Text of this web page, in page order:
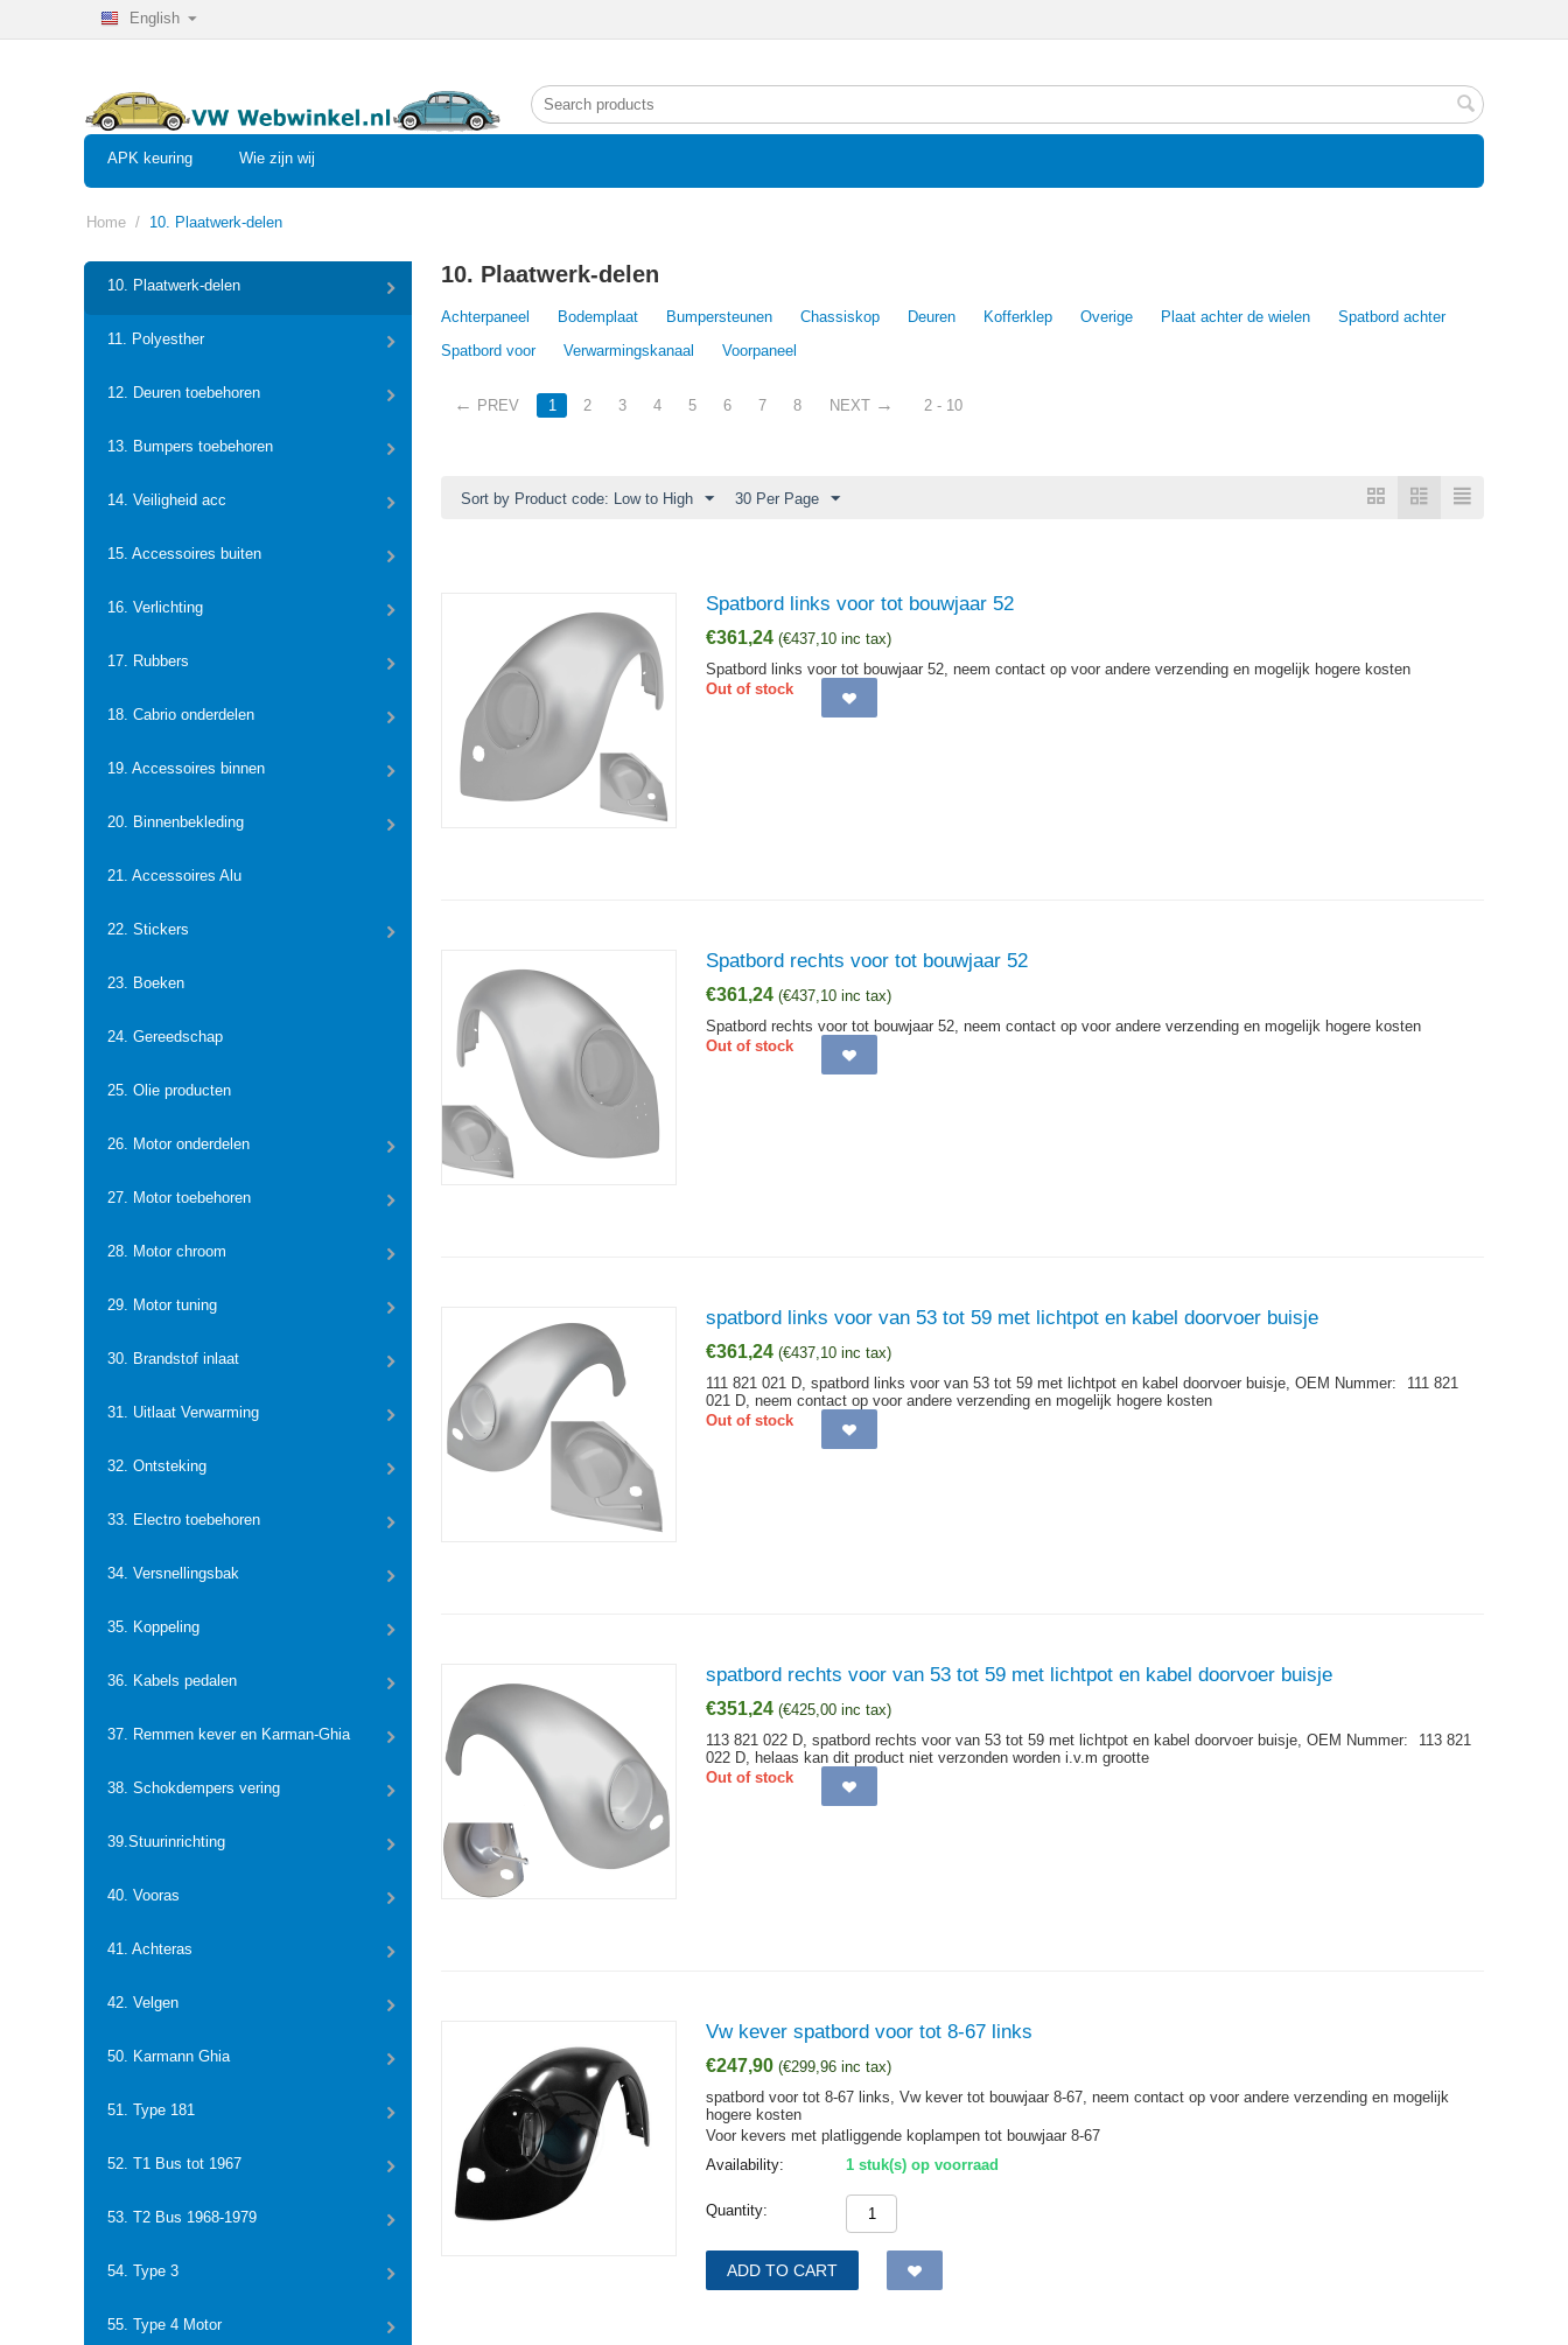
English
APK keuring Wie zijn wij
Home / 10. Plaatwerk-delen
10. Plaatwerk-delen
11. Polyesther
12. Deuren toebehoren
13. Bumpers toebehoren
14. Veiligheid acc
15. Accessoires buiten
16. Verlichting
17. Rubbers
18. Cabrio onderdelen
19. Accessoires binnen
20. Binnenbekleding
21. Accessoires Alu
22. Stickers
23. Boeken
24. Gereedschap
25. Olie producten
26. Motor onderdelen
27. Motor toebehoren
28. Motor chroom
29. Motor tuning
30. Brandstof inlaat
31. Uitlaat Verwarming
32. Ontsteking
33. Electro toebehoren
34. Versnellingsbak
35. Koppeling
36. Kabels pedalen
37. Remmen kever en Karman-Ghia
38. Schokdempers vering
39.Stuurinrichting
40. Vooras
41. Achteras
42. Velgen
50. Karmann Ghia
51. Type 181
52. T1 Bus tot 1967
53. T2 Bus 1968-1979
54. Type 3
55. Type 4 Motor
10. Plaatwerk-delen
Achterpaneel Bodemplaat Bumpersteunen Chassiskop Deuren Kofferklep Overige Plaat achter de wielen
Spatbord achter
Spatbord voor
Verwarmingskanaal Voorpaneel
PREV 1 2 3 4 5 6 7 8 NEXT 2 - 10
Sort by Product code: Low to High 30 Per Page
Spatbord links voor tot bouwjaar 52
€361,24 (€437,10 inc tax)
Spatbord links voor tot bouwjaar 52, neem contact op voor andere verzending en mogelijk hogere kosten
Out of stock
Spatbord rechts voor tot bouwjaar 52
€361,24 (€437,10 inc tax)
Spatbord rechts voor tot bouwjaar 52, neem contact op voor andere verzending en mogelijk hogere kosten
Out of stock
spatbord links voor van 53 tot 59 met lichtpot en kabel doorvoer buisje
€361,24 (€437,10 inc tax)
111 821 021 D, spatbord links voor van 53 tot 59 met lichtpot en kabel doorvoer buisje,OEM Nummer:
111 821
021 D, neem contact op voor andere verzending en mogelijk hogere kosten
Out of stock
spatbord rechts voor van 53 tot 59 met lichtpot en kabel doorvoer buisje
€351,24 (€425,00 inc tax)
113 821 022 D, spatbord rechts voor van 53 tot 59 met lichtpot en kabel doorvoer buisje,OEM Nummer:
113 821
022 D, helaas kan dit product niet verzonden worden i.v.m grootte
Out of stock
Vw kever spatbord voor tot 8-67 links
€247,90 (€299,96 inc tax)
spatbord voor tot 8-67 links, Vw kever tot bouwjaar 8-67, neem contact op voor andere verzending en mogelijk
hogere kosten
Voor kevers met platliggende koplampen tot bouwjaar 8-67
Availability:
1 stuk(s) op voorraad
Quantity:
ADD TO CART